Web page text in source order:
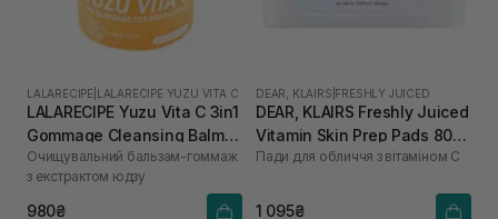
LALARECIPE LALARECIPE YUZU VITA C
LALARECIPE Yuzu Vita C 3in1
Gommage Cleansing Balm
50 мл
Очищувальний бальзам-гоммаж
з екстрактом юдзу
980₴
DEAR, KLAIRS FRESHLY JUICED
DEAR, KLAIRS Freshly Juiced
Vitamin Skin Prep Pads 80
шт
Пади для обличчя з вітаміном С
1 095₴